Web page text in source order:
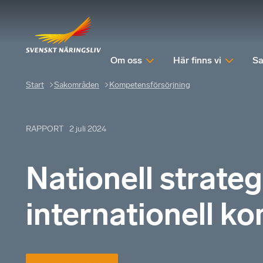
Om oss Här finns vi
Start Sakområden Kompetensförsörjning
RAPPORT 2 juli 2024
Nationell
internationell